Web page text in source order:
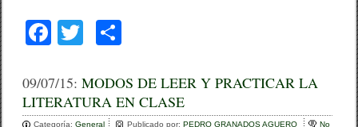
F
c
e
tt
er
m
p
09/07/15:MODOS DE LEER Y PRACTICAR LA
LITERATURA EN CLASE
Categoría:General Publicado por:PEDRO GRANADOS AGUERO
No